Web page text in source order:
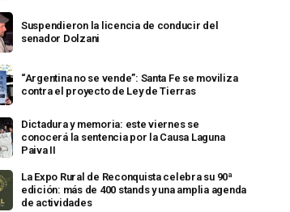
Suspendieron la licencia de conducir del
senador Dolzani
“Argentina no se vende”: Santa Fe se moviliza
contra el proyecto de Ley de Tierras
Dictadura y memoria: este viernes se
conocerá la sentencia por la Causa Laguna
Paiva II
La Expo Rural de Reconquista celebra su 90ª
edición: más de 400 stands y una amplia agenda
de actividades